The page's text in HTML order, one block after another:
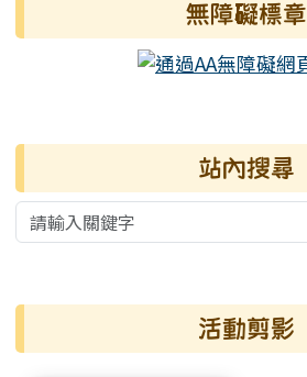
無障礙標章
右邊區域內容
站內搜尋
活動剪影